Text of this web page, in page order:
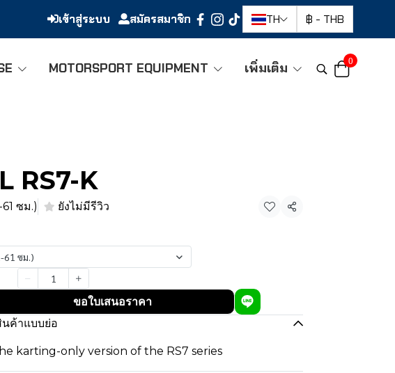
เข้าสู่ระบบ สมัครสมาชิก TH ฿ - THB
MOTORSPORT EQUIPMENT เพิ่มเติม 0
RS7-K
ซม.) ยังไม่มีรีวิว
แชร์
ซม.)
ขอใบเสนอราคา
ค้าแบบย่อ
karting-only version of the RS7 series